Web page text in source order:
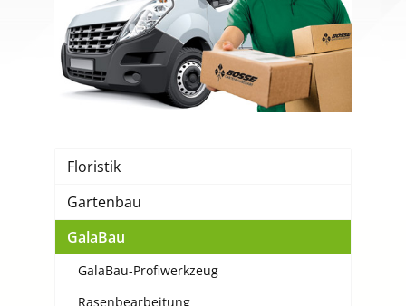
Floristik
Gartenbau
GalaBau
GalaBau-Profiwerkzeug
Rasenbearbeitung